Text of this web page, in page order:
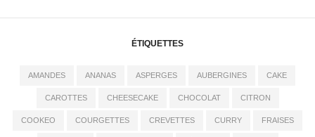
ÉTIQUETTES
AMANDES ANANAS ASPERGES AUBERGINES CAKE
CAROTTES CHEESECAKE CHOCOLAT CITRON
COOKEO COURGETTES CREVETTES CURRY FRAISES